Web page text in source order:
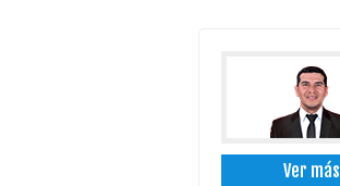
Ver más